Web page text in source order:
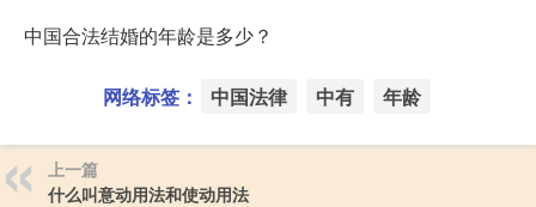
中国合法结婚的年龄是多少？
网络标签： 中国法律 中有 年龄
上一篇
什么叫意动用法和使动用法